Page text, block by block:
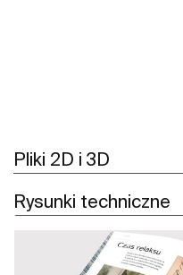
Pliki 2D i 3D
Rysunki techniczne